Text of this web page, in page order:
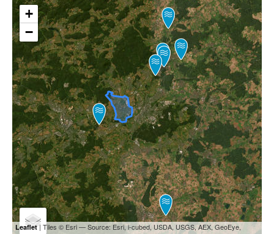
+
−
Leaflet| Tiles © Esri — Source: Esri, i-cubed, USDA, USGS, AEX, GeoEye,